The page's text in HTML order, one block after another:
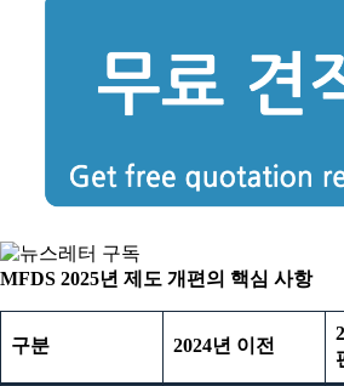
MFDS 2025년 제도 개편의 핵심 사항
구분 2024년 이전